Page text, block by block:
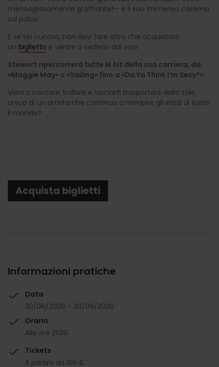
meravigliosamente graffiante!— e il suo immenso carisma
sul palco.
E se sei curioso, non devi fare altro che acquistare
un biglietto e venire a vederlo dal vivo.
Stewart ripercorrerà tutte le hit della sua carriera, da
«Maggie May» o «Sailing» fino a «Da Ya Think I’m Sexy?».
Vieni a cantare, ballare e lasciarti trasportare dallo stile
unico di un artista che continua a riempire gli stadi di tutto
il mondo?
Acquista biglietti
Informazioni pratiche
Data
30/06/2026 - 30/06/2026
Orario
Alle ore 21:00.
Tickets
A partire da 105 €.